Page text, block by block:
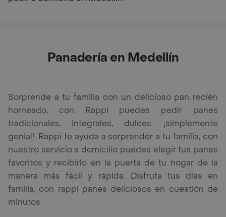
Panadería en Medellín
Sorprende a tu familia con un delicioso pan recién
horneado, con Rappi puedes pedir panes
tradicionales, integrales, dulces. ¡simplemente
genial!. Rappi te ayuda a sorprender a tu familia, con
nuestro servicio a domicilio puedes elegir tus panes
favoritos y recibirlo en la puerta de tu hogar de la
manera más fácil y rápida. Disfruta tus días en
familia, con rappi panes deliciosos en cuestión de
minutos.